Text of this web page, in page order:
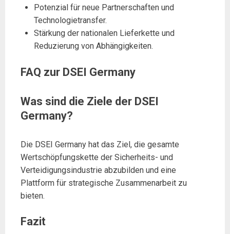
Potenzial für neue Partnerschaften und
Technologietransfer.
Stärkung der nationalen Lieferkette und
Reduzierung von Abhängigkeiten.
FAQ zur DSEI Germany
Was sind die Ziele der DSEI
Germany?
Die DSEI Germany hat das Ziel, die gesamte
Wertschöpfungskette der Sicherheits- und
Verteidigungsindustrie abzubilden und eine
Plattform für strategische Zusammenarbeit zu
bieten.
Fazit